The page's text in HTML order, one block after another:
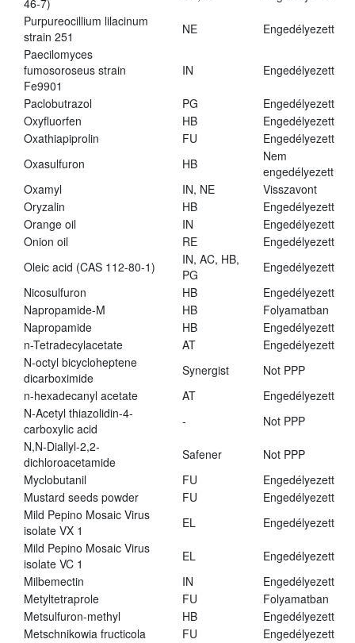
46-7)
Purpureocillium lilacinum
strain 251
NE
Engedélyezett
Paecilomyces
fumosoroseus strain
Fe9901
IN Engedélyezett
Paclobutrazol PG
Engedélyezett
Oxyfluorfen
HB
Engedélyezett
Oxathiapiprolin
FU
Engedélyezett
Oxasulfuron
HB
Nem
engedélyezett
Oxamyl
IN, NE
Visszavont
Oryzalin
HB
Engedélyezett
Orange oil
IN
Engedélyezett
Onion oil
RE
Engedélyezett
Oleic acid (CAS 112-80-1)
IN, AC, HB,
PG
Engedélyezett
Nicosulfuron
HB
Engedélyezett
Napropamide-M
HB
Folyamatban
Napropamide
HB
Engedélyezett
n-Tetradecylacetate
AT
Engedélyezett
N-octyl bicycloheptene
dicarboximide
Synergist
Not PPP
n-hexadecanyl acetate
AT
Engedélyezett
N-Acetyl thiazolidin-4-
carboxylic acid
-
Not PPP
N,N-Diallyl-2,2-
dichloroacetamide
Safener
Not PPP
Myclobutanil
FU
Engedélyezett
Mustard seeds powder
FU
Engedélyezett
Mild Pepino Mosaic Virus
isolate VX 1
EL
Engedélyezett
Mild Pepino Mosaic Virus
isolate VC 1
EL
Engedélyezett
Milbemectin
IN
Engedélyezett
Metyltetraprole
FU
Folyamatban
Metsulfuron-methyl
HB
Engedélyezett
Metschnikowia fructicola
FU Engedélyezett